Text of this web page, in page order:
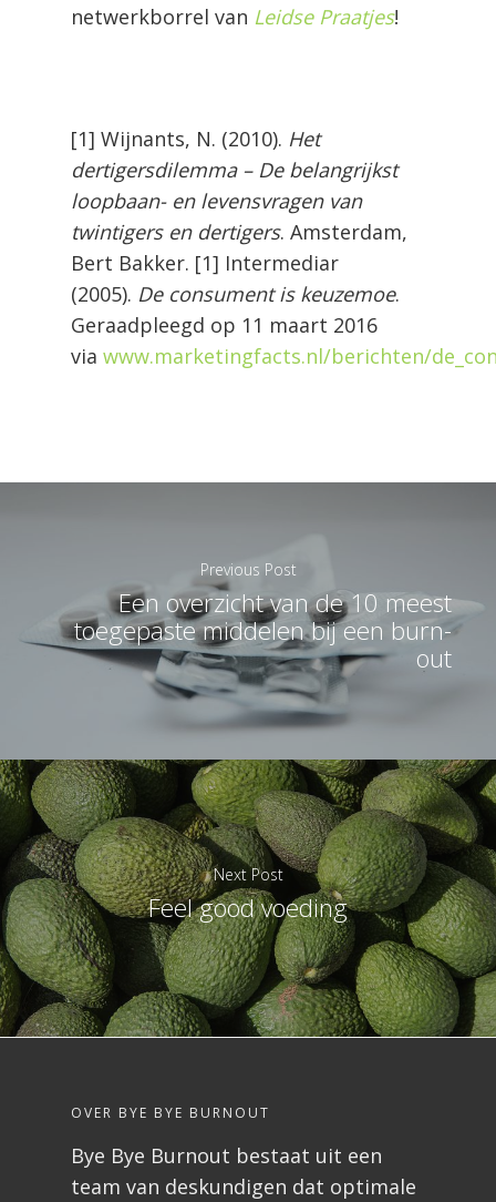
netwerkborrel van Leidse Praatjes!
[1] Wijnants, N. (2010). Het
dertigersdilemma – De belangrijkst
loopbaan- en levensvragen van
twintigers en dertigers. Amsterdam,
Bert Bakker. [1] Intermediar
(2005). De consument is keuzemoe.
Geraadpleegd op 11 maart 2016
via www.marketingfacts.nl/berichten/
Previous Post
Een overzicht van de 10 meest
toegepaste middelen bij een burn-
out
Next Post
Feel good voeding
OVER BYE BYE BURNOUT
Bye Bye Burnout bestaat uit een
team van deskundigen dat optimale